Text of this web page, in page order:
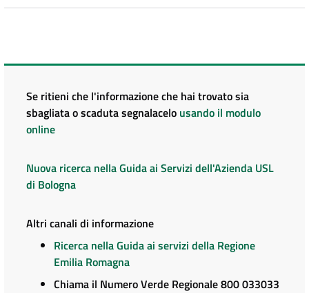
Se ritieni che l'informazione che hai trovato sia
sbagliata o scaduta segnalacelo usando il modulo
online
Nuova ricerca nella Guida ai Servizi dell'Azienda USL
di Bologna
Altri canali di informazione
Ricerca nella Guida ai servizi della Regione
Emilia Romagna
Chiama il Numero Verde Regionale 800 033033